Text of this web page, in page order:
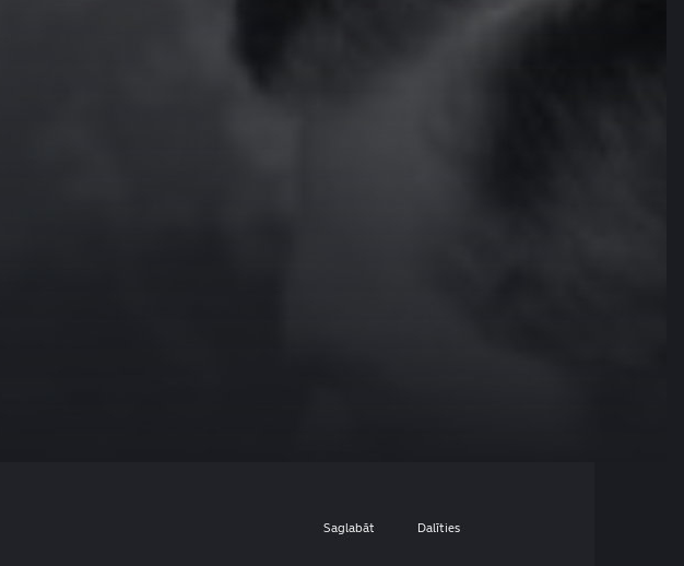
Saglabāt Dalīties